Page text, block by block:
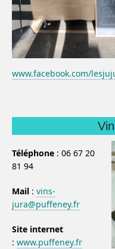
www.facebook.com/
Téléphone : 06 67 20
81 94
Mail : vins-
jura@puffeney.fr
Site internet
: www.puffeney.fr